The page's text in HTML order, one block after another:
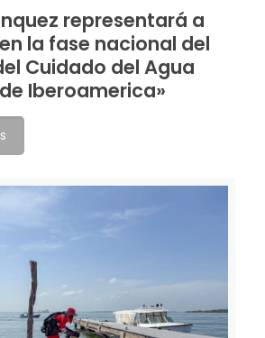
representará a
la fase nacional del
Cuidado del Agua
Iberoamerica»